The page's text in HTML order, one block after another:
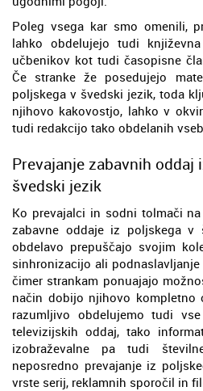
Poleg vsega kar smo omenili,
lahko obdelujejo tudi
učbenikov kot tudi časopisne
Če stranke že posedujejo
poljskega v švedski jezik, toda
njihovo kakovostjo, lahko v
tudi redakcijo tako obdelanih
Prevajanje zabavnih oddaj
švedski jezik
Ko prevajalci in sodni tolmači
zabavne oddaje iz poljskega
obdelavo prepuščajo svojim
sinhronizacijo ali
čimer strankam ponuajajo
način dobijo njihovo kompletno
razumljivo obdelujemo tudi
televizijskih oddaj, tako
izobraževalne pa tudi
neposredno prevajanje iz
vrste serij, reklamnih sporočil in